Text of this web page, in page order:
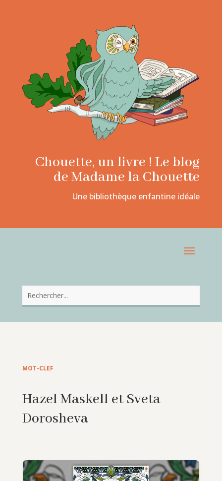
Chouette, un livre ! Le blog
de Madame la Chouette
Une bibliothèque enfantine idéale
MOT-CLEF
Hazel Maskell et Sveta
Dorosheva